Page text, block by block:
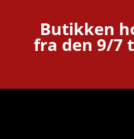
Butikken
fra den 9/7